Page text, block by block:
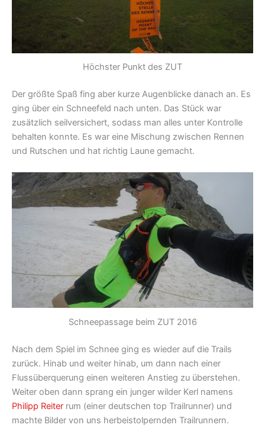
Höchster Punkt des ZUT
Der größte Spaß fing aber kurze Augenblicke danach an. Es
ging über ein Schneefeld nach unten. Das Stück war
zusätzlich seilversichert, sodass man alles unter Kontrolle
behalten konnte. Es war eine Mischung zwischen Rennen
und Rutschen und hat richtig Laune gemacht.
Schneepassage beim ZUT 2016
Nach dem Spiel im Schnee ging es wieder auf die Trails
zurück. Hinab und weiter hinab, um dann nach einer
Flussüberquerung einen weiteren Anstieg zu überstehen.
Weiter oben dann sprang ein junger wilder Kerl namens
Philipp Reiter rum (einer deutschen top Trailrunner) und
machte Bilder von uns herbeistolpernden Trailrunnern.